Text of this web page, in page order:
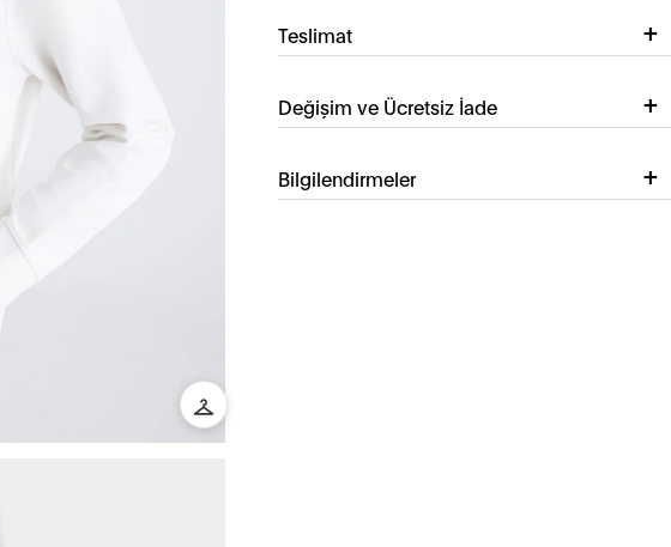
Teslimat
Değişim ve Ücretsiz İade
Bilgilendirmeler